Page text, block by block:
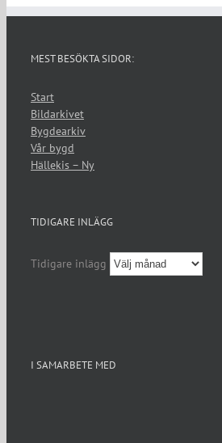
MEST BESÖKTA SIDOR:
Start
Bildarkivet
Bygdearkiv
Vår bygd
Hällekis – Ny
TIDIGARE INLÄGG
Tidigare inlägg
I SAMARBETE MED